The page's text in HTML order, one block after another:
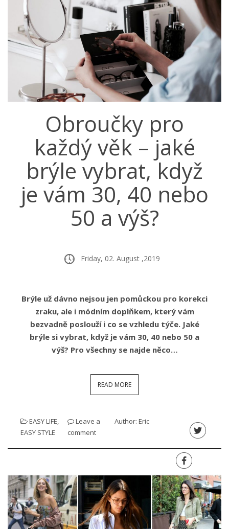
Obroučky pro
každý věk – jaké
brýle vybrat, když
je vám 30, 40 nebo
50 a výš?
Friday, 02. August ,2019
Brýle už dávno nejsou jen pomůckou pro korekci
zraku, ale i módním doplňkem, který vám
bezvadně poslouží i co se vzhledu týče. Jaké
brýle si vybrat, když je vám 30, 40 nebo 50 a
výš? Pro všechny se najde něco…
READ MORE
EASY LIFE,
EASY STYLE
Leave a
comment
Author: Eric